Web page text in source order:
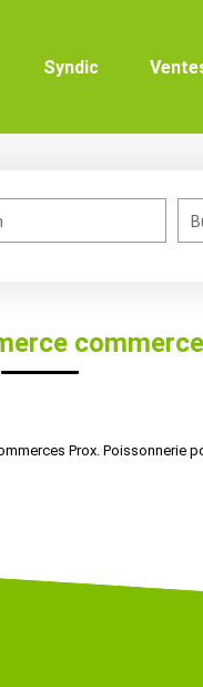
Syndic
Prox. Poissonnerie